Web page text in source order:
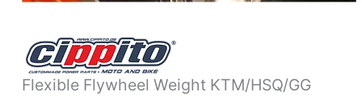
Flexible Flywheel Weight KTM/HSQ/GG